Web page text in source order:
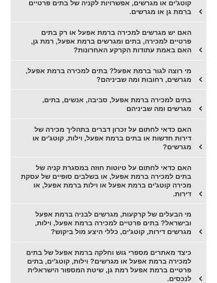
קוטג'ים או מגרשים, אפשרויות לקניה של בתים פרטיים
ברמת גן או מגרשים.
האם יש מגרשים למכירה ברמת אפעל או רק בתים
פרטיים למכירה, בתים ומגרשים ברמת אפעל, רמת גן,
האם באמת עתודות הקרקע האחרונות?
מי רוצה לגור ברמת אפעל? בתים למכירה ברמת אפעל,
מגרשים, רחובות ומה שביניהם?
בתים למכירה ברמת אפעל, סביבה, אנשים, בתים,
מגרשים ומה שביניהם
האם כדאי לחתום על זכרון דברים בתהליך מכירה של
דירות חדשות או בתים ברמת אפעל, וילות, קוטג'ים או
מגרשים?
האם כדאי לחתום על טיוטות חוזה במסגרת קניה של
בתים למכירה ברמת אפעל, או בשלבים סופיים של עסקת
מכירה קוטג'ים ברמת אפעל או וילות ברמת אפעל, או
דירות.
מי הבעלים של קרקעות, מגרשים לבניה ברמת אפעל
ובישראל? בתים פרטיים למכירה ברמת אפעל, וילות,
מגרשים דירות, קוטג'ים, כללי היצע מול ביקוש?
כיצד מאתרים מספרי גוש וחלקה ברמת אפעל של בתים
למכירה ברמת אפעל או מגרשים? וילות, קוטג'ים, בתים
פרטיים ברמת אפעל רמת גן, שיטת המספור הישראלית
לנכסים.